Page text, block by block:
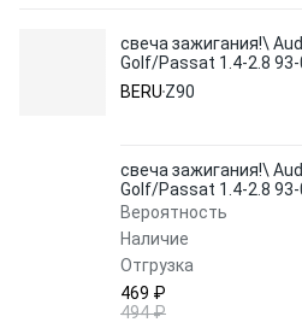
свеча зажигания!\
Golf/Passat 1.4-2.8 93-
BERU Z90
свеча зажигания!\
Golf/Passat 1.4-2.8 93-
Вероятность
Наличие
Отгрузка
469 ₽
494 ₽